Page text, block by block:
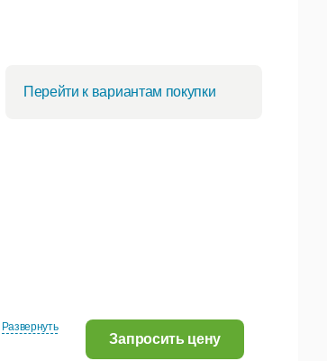
Перейти к вариантам покупки
Запросить цену
Развернуть